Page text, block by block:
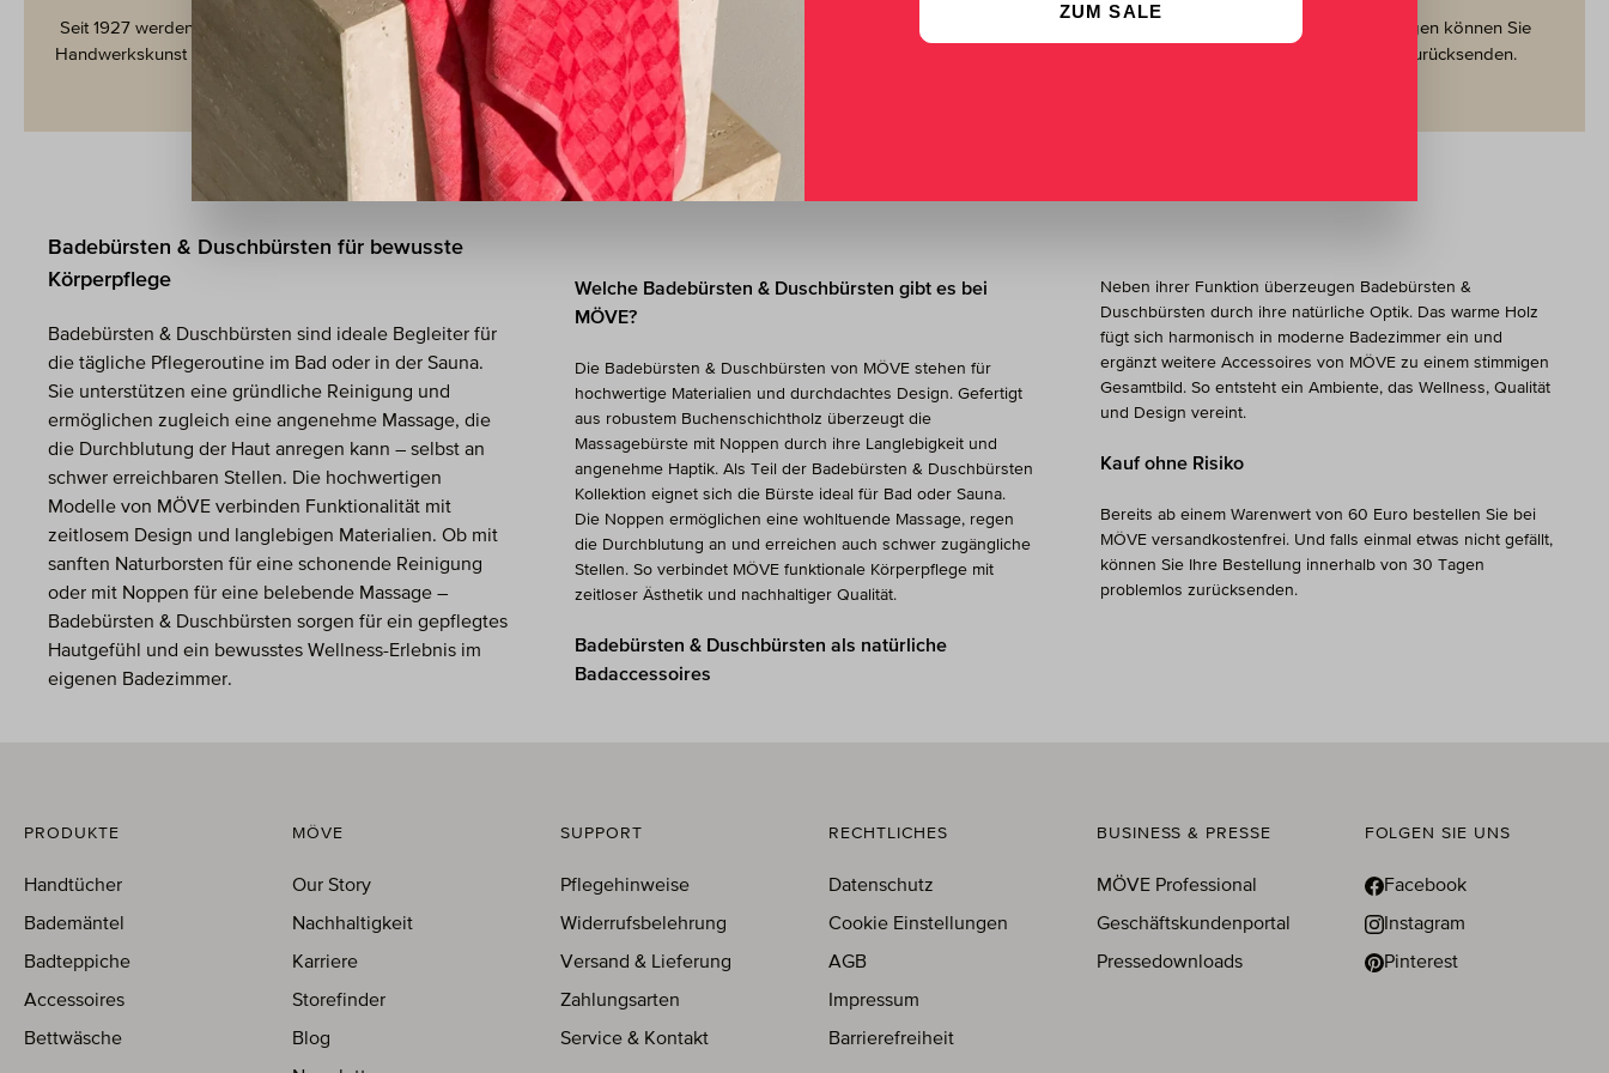
Seit 1927 werden unsere Handtücher mit
Handwerkskunst in Deutschland gefertigt.
Wir handeln umweltbewusst – heute und
für morgen.
Ab 60 € Bestellwert versenden wir
Innerhalb von 30 Tagen können Sie
kostenfrei an uns zurücksenden.
Badebürsten & Duschbürsten für bewusste
Körperpflege
Badebürsten & Duschbürsten sind ideale Begleiter für
die tägliche Pflegeroutine im Bad oder in der Sauna.
Sie unterstützen eine gründliche Reinigung und
ermöglichen zugleich eine angenehme Massage, die
die Durchblutung der Haut anregen kann – selbst an
schwer erreichbaren Stellen. Die hochwertigen
Modelle von MÖVE verbinden Funktionalität mit
zeitlosem Design und langlebigen Materialien. Ob mit
sanften Naturborsten für eine schonende Reinigung
oder mit Noppen für eine belebende Massage –
Badebürsten & Duschbürsten sorgen für ein gepflegtes
Hautgefühl und ein bewusstes Wellness-Erlebnis im
eigenen Badezimmer.
Welche Badebürsten & Duschbürsten gibt es bei
MÖVE?
Die Badebürsten & Duschbürsten von MÖVE stehen für
hochwertige Materialien und durchdachtes Design. Gefertigt
aus robustem Buchenschichtholz überzeugt die
Massagebürste mit Noppen durch ihre Langlebigkeit und
angenehme Haptik. Als Teil der Badebürsten & Duschbürsten
Kollektion eignet sich die Bürste ideal für Bad oder Sauna.
Die Noppen ermöglichen eine wohltuende Massage, regen
die Durchblutung an und erreichen auch schwer zugängliche
Stellen. So verbindet MÖVE funktionale Körperpflege mit
zeitloser Ästhetik und nachhaltiger Qualität.
Badebürsten & Duschbürsten als natürliche
Badaccessoires
Neben ihrer Funktion überzeugen Badebürsten &
Duschbürsten durch ihre natürliche Optik. Das warme Holz
fügt sich harmonisch in moderne Badezimmer ein und
ergänzt weitere Accessoires von MÖVE zu einem stimmigen
Gesamtbild. So entsteht ein Ambiente, das Wellness, Qualität
und Design vereint.
Kauf ohne Risiko
Bereits ab einem Warenwert von 60 Euro bestellen Sie bei
MÖVE versandkostenfrei. Und falls einmal etwas nicht gefällt,
können Sie Ihre Bestellung innerhalb von 30 Tagen
problemlos zurücksenden.
PRODUKTE
Handtücher
Bademäntel
Badteppiche
Accessoires
Bettwäsche
MÖVE
Our Story
Nachhaltigkeit
Karriere
Storefinder
Blog
SUPPORT
Pflegehinweise
Widerrufsbelehrung
Versand & Lieferung
Zahlungsarten
Service & Kontakt
RECHTLICHES
Datenschutz
Cookie Einstellungen
AGB
Impressum
Barrierefreiheit
BUSINESS & PRESSE
MÖVE Professional
Geschäftskundenportal
Pressedownloads
FOLGEN SIE UNS
Facebook
Instagram
Pinterest
ZUM SALE